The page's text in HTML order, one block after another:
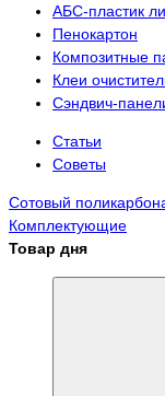
АБС-пластик
Пенокартон
Композитные
Клеи
Сэндвич-
Статьи
Советы
Сотовый
Комплектующие
Товар дня